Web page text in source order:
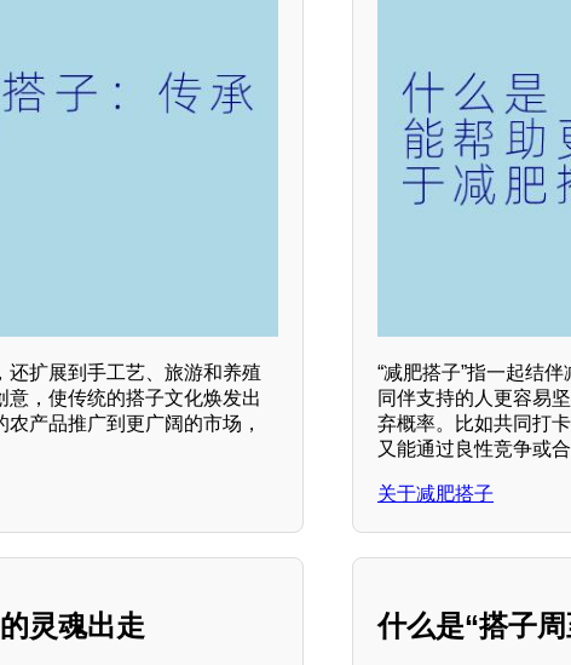
还扩展到手工艺、旅游和养殖
，使传统的搭子文化焕发出
产品推广到更广阔的市场，
“减肥搭子”指一起结
同伴支持的人更容易
弃概率。比如共同打
又能通过良性竞争或
关于减肥搭子
灵魂出走 什么是“搭子